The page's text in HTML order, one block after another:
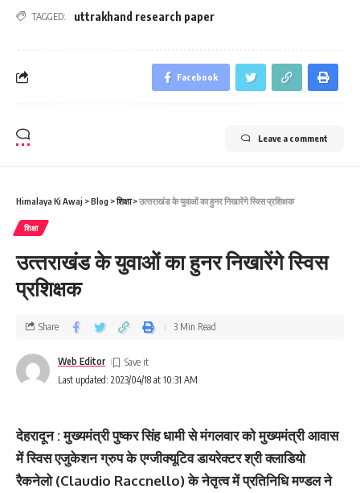
TAGGED: uttrakhand research paper
Facebook
Leave a comment
Himalaya Ki Awaj >Blog >शिक्षा>उत्‍तराखंड के युवाओं का हुनर निखारेंगे स्विस प्रशिक्षक
शिक्षा
उत्‍तराखंड के युवाओं का हुनर निखारेंगे स्विस
प्रशिक्षक
Last updated: 2023/04/18 at 10:31 AM
Web Editor
Share 3 Min Read
देहरादून : मुख्यमंत्री पुष्कर सिंह धामी से मंगलवार को मुख्यमंत्री आवास
में स्विस एजुकेशन ग्रुप के एग्जीक्यूटिव डायरेक्टर श्री क्लाडियो
रैकनेलो (Claudio Raccnello) के नेतृत्व में प्रतिनिधि मण्डल ने